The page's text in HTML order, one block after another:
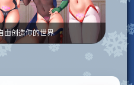
由创造你的世界